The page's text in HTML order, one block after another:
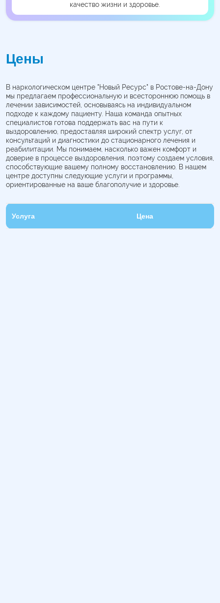
качество жизни и здоровье.
Цены
В наркологическом центре "Новый Ресурс" в Ростове-на-Дону
мы предлагаем профессиональную и всестороннюю помощь в
лечении зависимостей, основываясь на индивидуальном
подходе к каждому пациенту. Наша команда опытных
специалистов готова поддержать вас на пути к
выздоровлению, предоставляя широкий спектр услуг, от
консультаций и диагностики до стационарного лечения и
реабилитации. Мы понимаем, насколько важен комфорт и
доверие в процессе выздоровления, поэтому создаем условия,
способствующие вашему полному восстановлению. В нашем
центре доступны следующие услуги и программы,
ориентированные на ваше благополучие и здоровье.
Услуга Цена